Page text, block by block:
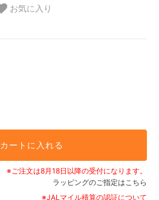
お気に入り
カートに入れる
※ご注文は8月18日以降の受付になります。
ラッピングのご指定はこちら
※JALマイル積算の認証について